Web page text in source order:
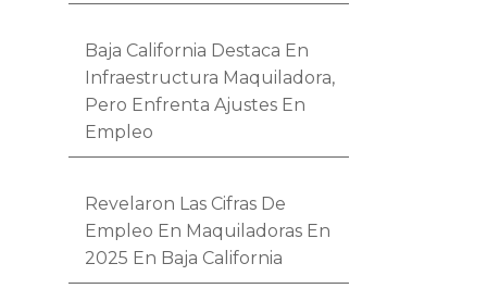
Baja California Destaca En
Infraestructura Maquiladora,
Pero Enfrenta Ajustes En
Empleo
Revelaron Las Cifras De
Empleo En Maquiladoras En
2025 En Baja California